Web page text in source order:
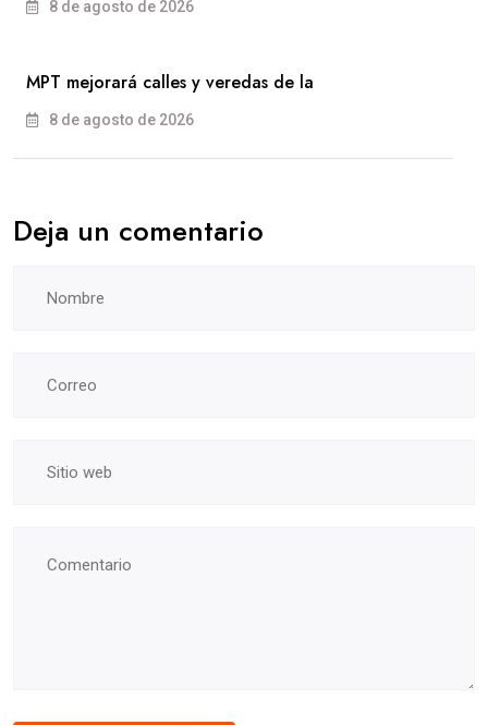
8 de agosto de 2026
MPT mejorará calles y veredas de la
8 de agosto de 2026
Deja un comentario